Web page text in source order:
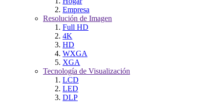
Empresa
Resolución de Imagen
Full HD
4K
HD
WXGA
XGA
Tecnología de Visualización
LCD
LED
DLP